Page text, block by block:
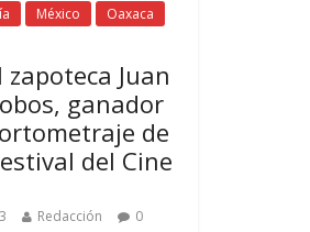
México
Oaxaca
zapoteca Juan
ganador
de
del Cine
Redacción 0